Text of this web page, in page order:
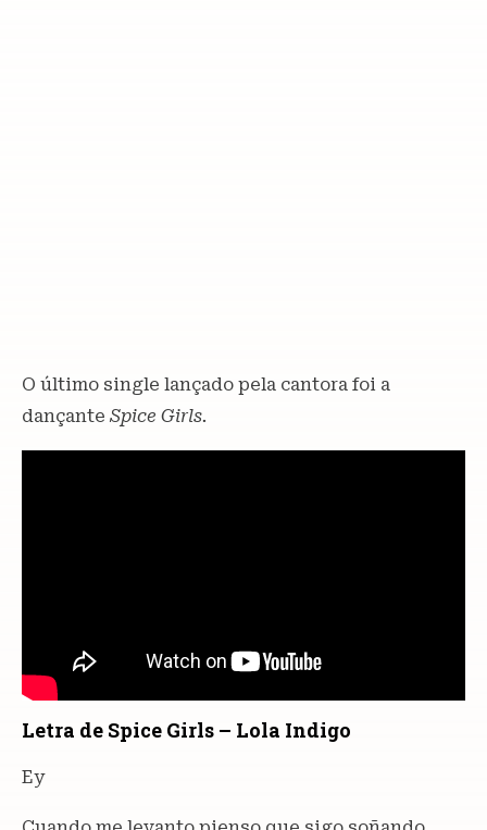
O último single lançado pela cantora foi a
dançante Spice Girls.
Letra de Spice Girls – Lola Indigo
Ey